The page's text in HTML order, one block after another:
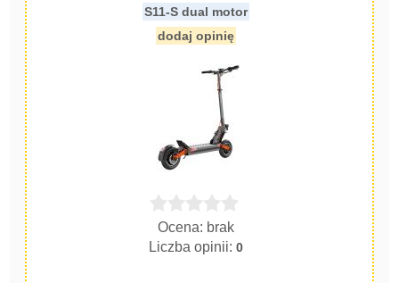
S11-S dual motor
dodaj opinię
Ocena: brak
Liczba opinii:0